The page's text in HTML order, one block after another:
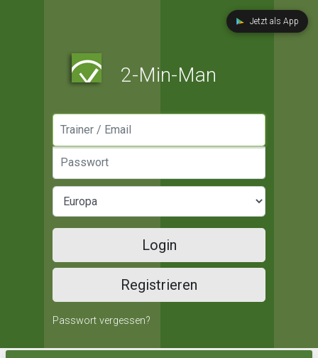
Jetzt als App
2-Min-Man
Login
Registrieren
Passwort vergessen?